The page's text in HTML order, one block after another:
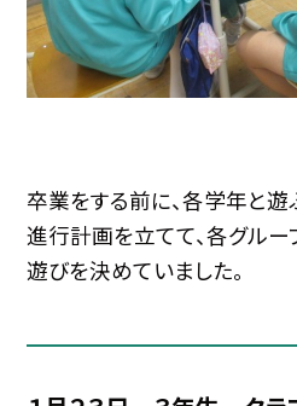
卒業をする前に、各学年と遊
進行計画を立てて、各グル
遊びを決めていました。